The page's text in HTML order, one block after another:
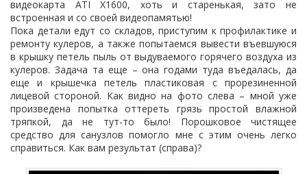
видеокарта ATI X1600, хоть и старенькая, зато не
встроенная и со своей видеопамятью!
Пока детали едут со складов, приступим к профилактике и
ремонту кулеров, а также попытаемся вывести въевшуюся
в крышку петель пыль от выдуваемого горячего воздуха из
кулеров. Задача та еще – она годами туда въедалась, да
еще и крышечка петель пластиковая с прорезиненной
лицевой стороной. Как видно на фото слева – мной уже
произведена попытка оттереть грязь простой влажной
тряпкой, да не тут-то было! Порошковое чистящее
средство для санузлов помогло мне с этим очень легко
справиться. Как вам результат (справа)?